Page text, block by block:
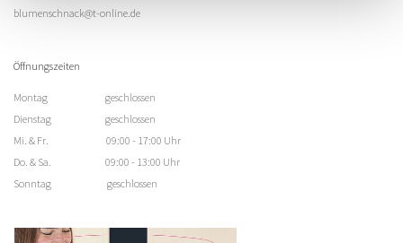
blumenschnack@t-online.de
Öffnungszeiten
Montag geschlossen
Dienstag geschlossen
Mi. & Fr. 09:00 - 17:00 Uhr
Do. & Sa. 09:00 - 13:00 Uhr
Sonntag geschlossen